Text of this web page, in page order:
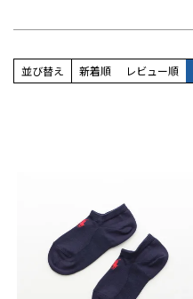
並び替え 新着順 レビュー順